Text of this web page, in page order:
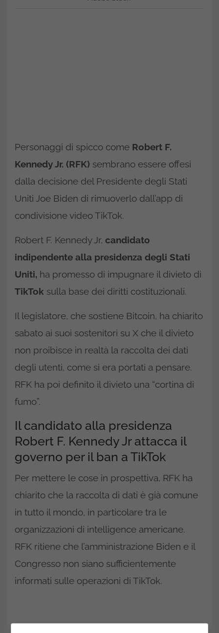
Personaggi di spicco come Robert F.
Kennedy Jr. (RFK) sembrano essere offesi
dalla decisione del Presidente degli Stati
Uniti Joe Biden di rimuoverlo dall’app di
condivisione video TikTok.
Robert F. Kennedy Jr, candidato
indipendente alla presidenza degli Stati
Uniti, ha promesso di impugnare il divieto di
TikTok sulla base dei diritti costituzionali.
Il legislatore, che sostiene Bitcoin, ha chiarito
sabato ai suoi sostenitori su X che il divieto
non proibisce in realtà la raccolta dei dati
degli utenti, come si era portati a pensare.
RFK ha poi definito il divieto una “cortina di
fumo”.
Il candidato alla presidenza
Robert F. Kennedy Jr attacca il
governo per il ban a TikTok
Per mettere le cose in prospettiva, RFK ha
chiarito che la raccolta di dati è già comune
in tutto il mondo, in particolare tra le
organizzazioni di intelligence americane.
RFK ritiene che l’amministrazione Biden e il
Congresso non siano sufficientemente
informati sulle operazioni di TikTok.